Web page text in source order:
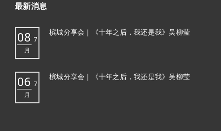
最新消息
08 7
月
槟城分享会｜《十年之后，我还是我》吴柳莹
06 7
月
槟城分享会｜《十年之后，我还是我》吴柳莹